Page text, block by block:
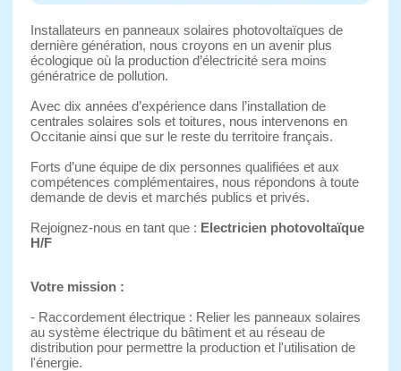
Installateurs en panneaux solaires photovoltaïques de
dernière génération, nous croyons en un avenir plus
écologique où la production d’électricité sera moins
génératrice de pollution.
Avec dix années d’expérience dans l’installation de
centrales solaires sols et toitures, nous intervenons en
Occitanie ainsi que sur le reste du territoire français.
Forts d’une équipe de dix personnes qualifiées et aux
compétences complémentaires, nous répondons à toute
demande de devis et marchés publics et privés.
Rejoignez-nous en tant que : Electricien photovoltaïque
H/F
Votre mission :
- Raccordement électrique : Relier les panneaux solaires
au système électrique du bâtiment et au réseau de
distribution pour permettre la production et l'utilisation de
l'énergie.